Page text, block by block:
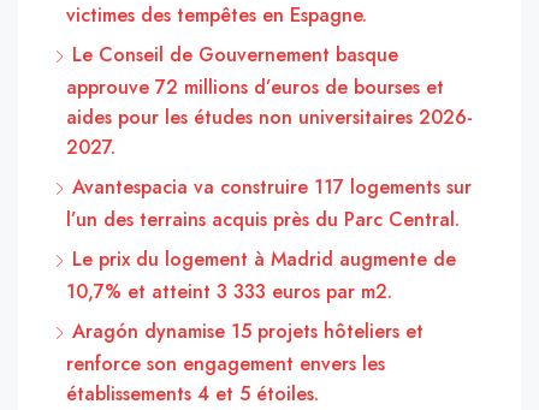
victimes des tempêtes en Espagne.
Le Conseil de Gouvernement basque
approuve 72 millions d’euros de bourses et
aides pour les études non universitaires 2026-
2027.
Avantespacia va construire 117 logements sur
l’un des terrains acquis près du Parc Central.
Le prix du logement à Madrid augmente de
10,7% et atteint 3 333 euros par m2.
Aragón dynamise 15 projets hôteliers et
renforce son engagement envers les
établissements 4 et 5 étoiles.